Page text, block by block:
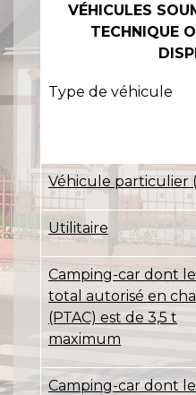
VÉHICULES
TECHNIQUE
Type de véhicule
Véhicule particulier
Utilitaire
Camping-car dont
total autorisé en
(PTAC) est de 3,5 t
maximum
Camping-car dont le